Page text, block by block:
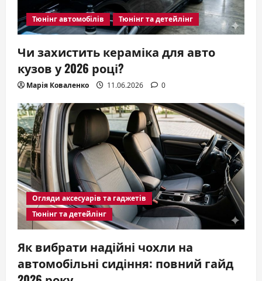
Тюнінг автомобілів Тюнінг та детейлінг
Чи захистить кераміка для авто
кузов у 2026 році?
Марія Коваленко 11.06.2026 0
Огляди аксесуарів та гаджетів
Тюнінг та детейлінг
Як вибрати надійні чохли на
автомобільні сидіння: повний гайд